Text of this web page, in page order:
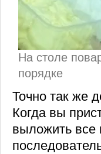
На столе
порядке
Точно так же
Когда вы
выложить все